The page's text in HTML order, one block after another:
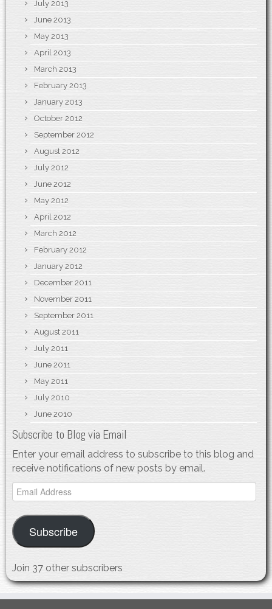
July 2013
June 2013
May 2013
April 2013
March 2013
February 2013
January 2013
October 2012
September 2012
August 2012
July 2012
June 2012
May 2012
April 2012
March 2012
February 2012
January 2012
December 2011
November 2011
September 2011
August 2011
July 2011
June 2011
May 2011
July 2010
June 2010
Subscribe to Blog via Email
Enter your email address to subscribe to this blog and
receive notifications of new posts by email.
Email
Address
Subscribe
Join 37 other subscribers